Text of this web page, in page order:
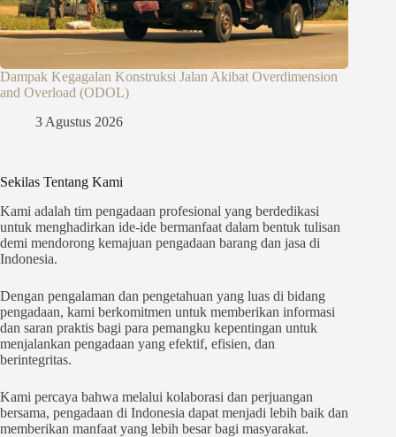
Dampak Kegagalan Konstruksi Jalan Akibat Overdimension
and Overload (ODOL)
3 Agustus 2026
Sekilas Tentang Kami
Kami adalah tim pengadaan profesional yang berdedikasi
untuk menghadirkan ide-ide bermanfaat dalam bentuk tulisan
demi mendorong kemajuan pengadaan barang dan jasa di
Indonesia.
Dengan pengalaman dan pengetahuan yang luas di bidang
pengadaan, kami berkomitmen untuk memberikan informasi
dan saran praktis bagi para pemangku kepentingan untuk
menjalankan pengadaan yang efektif, efisien, dan
berintegritas.
Kami percaya bahwa melalui kolaborasi dan perjuangan
bersama, pengadaan di Indonesia dapat menjadi lebih baik dan
memberikan manfaat yang lebih besar bagi masyarakat.